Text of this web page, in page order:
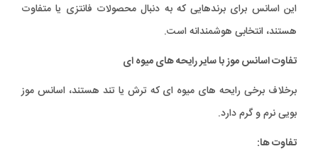
این اسانس برای برندهایی که به دنبال محصولات فانتزی یا متفاوت
هستند، انتخابی هوشمندانه است.
تفاوت اسانس موز با سایر رایحه های میوه ای
برخلاف برخی رایحه های میوه ای که ترش یا تند هستند، اسانس موز
بویی نرم و گرم دارد.
تفاوت ها: